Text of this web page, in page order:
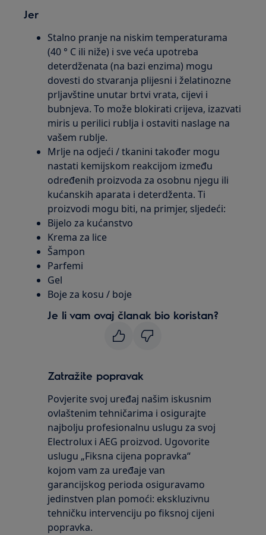
Jer
Stalno pranje na niskim temperaturama
(40 ° C ili niže) i sve veća upotreba
deterdženata (na bazi enzima) mogu
dovesti do stvaranja plijesni i želatinozne
prljavštine unutar brtvi vrata, cijevi i
bubnjeva. To može blokirati crijeva, izazvati
miris u perilici rublja i ostaviti naslage na
vašem rublje.
Mrlje na odjeći / tkanini također mogu
nastati kemijskom reakcijom između
određenih proizvoda za osobnu njegu ili
kućanskih aparata i deterdženta. Ti
proizvodi mogu biti, na primjer, sljedeći:
Bijelo za kućanstvo
Krema za lice
Šampon
Parfemi
Gel
Boje za kosu / boje
Je li vam ovaj članak bio koristan?
Zatražite popravak
Povjerite svoj uređaj našim iskusnim
ovlaštenim tehničarima i osigurajte
najbolju profesionalnu uslugu za svoj
Electrolux i AEG proizvod. Ugovorite
uslugu „Fiksna cijena popravka“
kojom vam za uređaje van
garancijskog perioda osiguravamo
jedinstven plan pomoći: ekskluzivnu
tehničku intervenciju po fiksnoj cijeni
popravka.